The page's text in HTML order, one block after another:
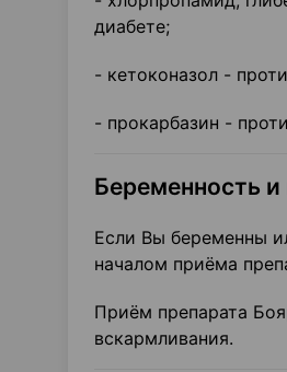
диабете;
- кетоконазол -
- прокарбазин -
Беременность
Если Вы беременны
началом приёма
Приём препарата
вскармливания.